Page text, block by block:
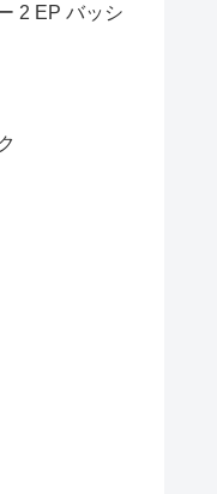
2 EP バッシ